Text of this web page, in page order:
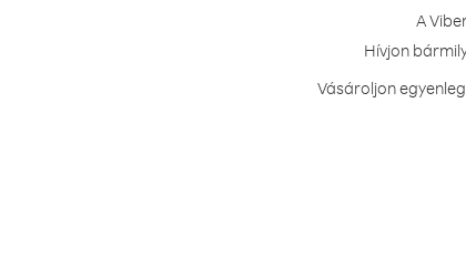
A
Hívjon
Vásároljon